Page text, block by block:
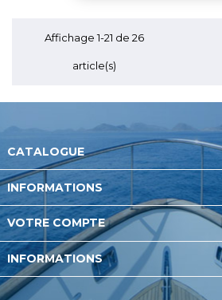
Affichage 1-21 de 26
article(s)
CATALOGUE
INFORMATIONS
VOTRE COMPTE
INFORMATIONS